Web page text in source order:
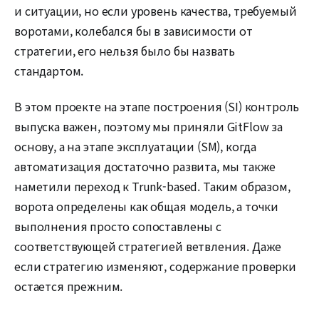
и ситуации, но если уровень качества, требуемый
воротами, колебался бы в зависимости от
стратегии, его нельзя было бы назвать
стандартом.
В этом проекте на этапе построения (SI) контроль
выпуска важен, поэтому мы приняли GitFlow за
основу, а на этапе эксплуатации (SM), когда
автоматизация достаточно развита, мы также
наметили переход к Trunk-based. Таким образом,
ворота определены как общая модель, а точки
выполнения просто сопоставлены с
соответствующей стратегией ветвления. Даже
если стратегию изменяют, содержание проверки
остается прежним.